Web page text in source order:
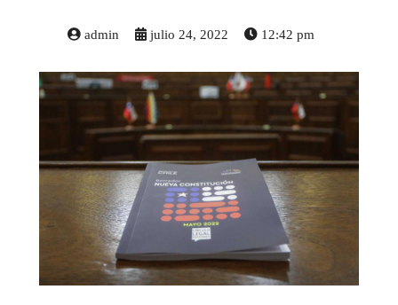
admin julio 24, 2022 12:42 pm